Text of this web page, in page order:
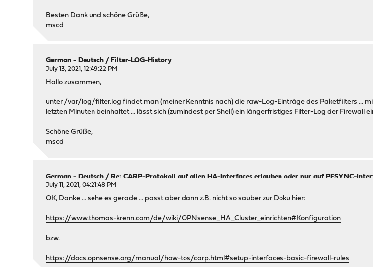
Besten Dank und schöne Grüße,
mscd
German - Deutsch /Filter-LOG-History
July 13, 2021, 12:49:22 PM
Hallo zusammen,
unter /var/log/filter.log findet man (meiner Kenntnis nach) die raw-Log-Einträge des Paketfilters ...
letzten Minuten beinhaltet ... lässt sich (zumindest per Shell) ein längerfristiges Filter-Log der Firewall
Schöne Grüße,
mscd
German - Deutsch /Re: CARP-Protokoll auf allen HA-Interfaces erlauben oder nur auf PFSYNC-
July 11, 2021, 04:21:48 PM
OK, Danke ... sehe es gerade ... passt aber dann z.B. nicht so sauber zur Doku hier:
https://www.thomas-krenn.com/de/wiki/OPNsense_HA_Cluster_einrichten#Konfiguration
bzw.
https://docs.opnsense.org/manual/how-tos/carp.html#setup-interfaces-basic-firewall-rules